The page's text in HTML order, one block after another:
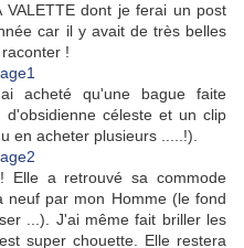
VALETTE dont je ferai un post
car il y avait de très belles
!
acheté qu'une bague faite
céleste et un clip
en acheter plusieurs .....!).
Elle a retrouvé sa commode
neuf par mon Homme (le fond
...). J'ai même fait briller les
super chouette. Elle restera